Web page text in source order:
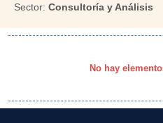
Sector: Consultoría y Análisis
No hay